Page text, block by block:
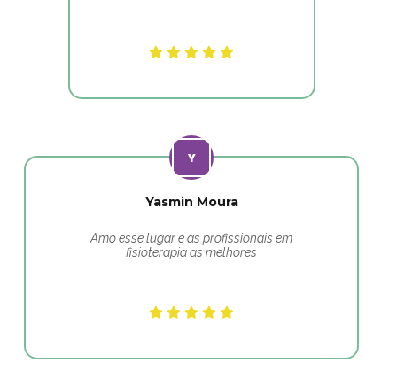
Yasmin Moura
Amo esse lugar e as profissionais em
fisioterapia as melhores